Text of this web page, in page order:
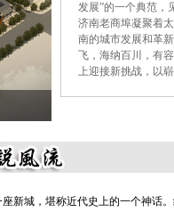
发展”的一个典范，
济南老商埠凝聚着
南的城市发展和革
飞，海纳百川，有
上迎接新挑战，以
新城，堪称近代史上的一个神话